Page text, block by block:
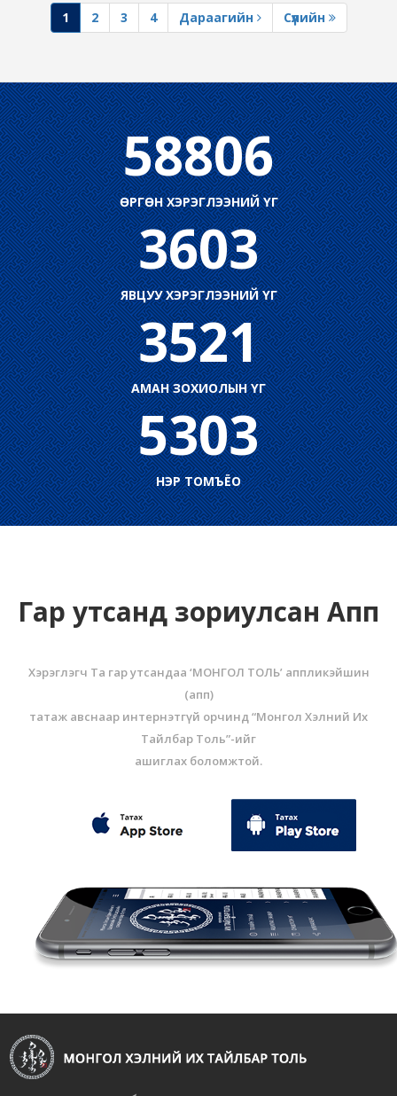
1 2 3 4 Дараагийн Сүүлийн
58806
ӨРГӨН ХЭРЭГЛЭЭНИЙ ҮГ
3603
ЯВЦУУ ХЭРЭГЛЭЭНИЙ ҮГ
3521
АМАН ЗОХИОЛЫН ҮГ
5303
НЭР ТОМЪЁО
Гар утсанд зориулсан Апп
Хэрэглэгч Та гар утсандаа ‘МОНГОЛ ТОЛЬ’ аппликэйшин
(aпп)
татаж авснаар интернэтгүй орчинд “Монгол Хэлний Их
Тайлбар Толь”-ийг
ашиглах боломжтой.